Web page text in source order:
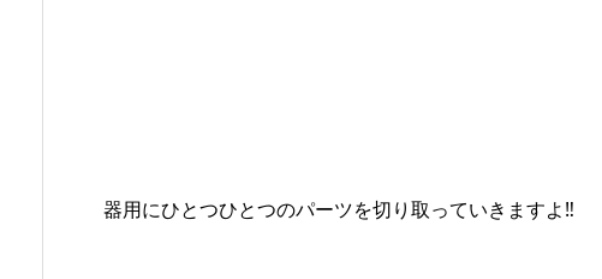
器用にひとつひとつのパーツを切り取っていきますよ‼